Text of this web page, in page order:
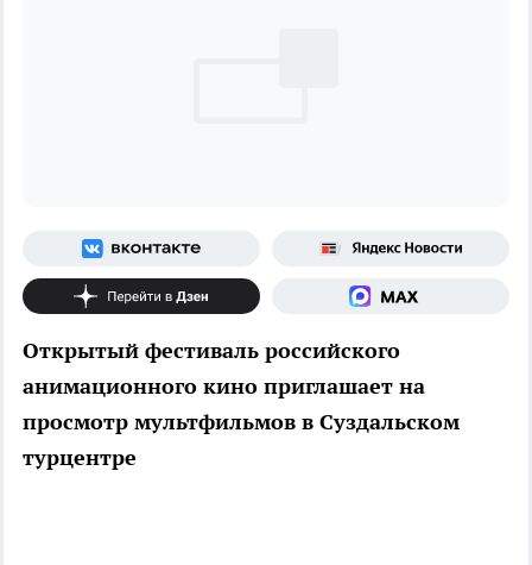
Открытый фестиваль российского
анимационного кино приглашает на
просмотр мультфильмов в Суздальском
турцентре